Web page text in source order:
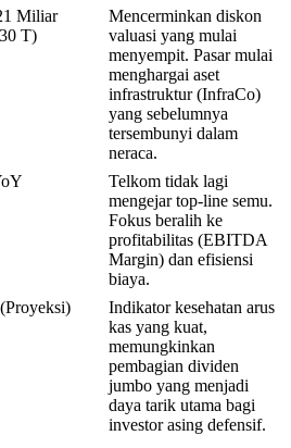
Miliar
T)
Mencerminkan diskon
valuasi yang mulai
menyempit. Pasar mulai
menghargai aset
infrastruktur (InfraCo)
yang sebelumnya
tersembunyi dalam
neraca.
Telkom tidak lagi
mengejar top-line semu.
Fokus beralih ke
profitabilitas (EBITDA
Margin) dan efisiensi
biaya.
Indikator kesehatan arus
kas yang kuat,
memungkinkan
pembagian dividen
jumbo yang menjadi
daya tarik utama bagi
investor asing defensif.